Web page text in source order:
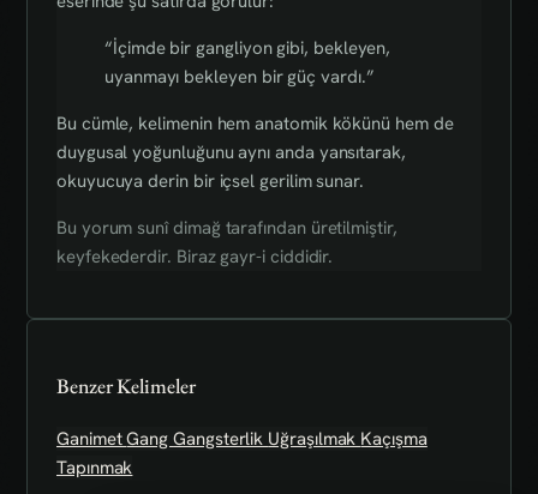
“İçimde bir gangliyon gibi, bekleyen,
uyanmayı bekleyen bir güç vardı.”
Bu cümle, kelimenin hem anatomik kökünü hem de
duygusal yoğunluğunu aynı anda yansıtarak,
okuyucuya derin bir içsel gerilim sunar.
Bu yorum sunî dimağ tarafından üretilmiştir,
keyfekederdir. Biraz gayr-i ciddidir.
Benzer Kelimeler
GanimetGangGangsterlik Uğraşılmak Kaçışma
Tapınmak